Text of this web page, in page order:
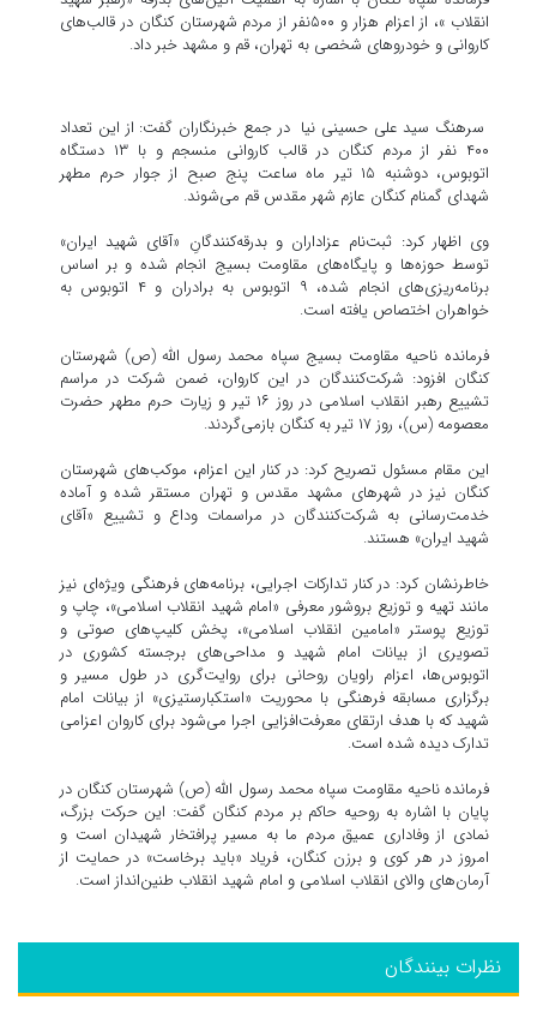
انقلاب »، از اعزام هزار و ۵۰۰نفر از مردم شهرستان کنگان در قالب‌های
کاروانی و خودروهای شخصی به تهران، قم و مشهد خبر داد.
سرهنگ سید علی حسینی نیا در جمع خبرنگاران گفت: از این تعداد
۴۰۰ نفر از مردم کنگان در قالب کاروانی منسجم و با ۱۳ دستگاه
اتوبوس، دوشنبه ۱۵ تیر ماه ساعت پنج صبح از جوار حرم مطهر
شهدای گمنام کنگان عازم شهر مقدس قم می‌شوند.
وی اظهار کرد: ثبت‌نام عزاداران و بدرقه‌کنندگانِ «آقای شهید ایران»
توسط حوزه‌ها و پایگاه‌های مقاومت بسیج انجام شده و بر اساس
برنامه‌ریزی‌های انجام شده، ۹ اتوبوس به برادران و ۴ اتوبوس به
خواهران اختصاص یافته است.
فرمانده ناحیه مقاومت بسیج سپاه محمد رسول الله (ص) شهرستان
کنگان افزود: شرکت‌کنندگان در این کاروان، ضمن شرکت در مراسم
تشییع رهبر انقلاب اسلامی در روز ۱۶ تیر و زیارت حرم مطهر حضرت
معصومه (س)، روز ۱۷ تیر به کنگان بازمی‌گردند.
این مقام مسئول تصریح کرد: در کنار این اعزام، موکب‌های شهرستان
کنگان نیز در شهرهای مشهد مقدس و تهران مستقر شده و آماده
خدمت‌رسانی به شرکت‌کنندگان در مراسمات وداع و تشییع «آقای
شهید ایران» هستند.
خاطرنشان کرد: در کنار تدارکات اجرایی، برنامه‌های فرهنگی ویژه‌ای نیز
مانند تهیه و توزیع بروشور معرفی «امام شهید انقلاب اسلامی»، چاپ و
توزیع پوستر «امامین انقلاب اسلامی»، پخش کلیپ‌های صوتی و
تصویری از بیانات امام شهید و مداحی‌های برجسته کشوری در
اتوبوس‌ها، اعزام راویان روحانی برای روایت‌گری در طول مسیر و
برگزاری مسابقه فرهنگی با محوریت «استکبارستیزی» از بیانات امام
شهید که با هدف ارتقای معرفت‌افزایی اجرا می‌شود برای کاروان اعزامی
تدارک دیده شده است.
فرمانده ناحیه مقاومت سپاه محمد رسول الله (ص) شهرستان کنگان در
پایان با اشاره به روحیه حاکم بر مردم کنگان گفت: این حرکت بزرگ،
نمادی از وفاداری عمیق مردم ما به مسیر پرافتخار شهیدان است و
امروز در هر کوی و برزن کنگان، فریاد «باید برخاست» در حمایت از
آرمان‌های والای انقلاب اسلامی و امام شهید انقلاب طنین‌انداز است.
نظرات بینندگان